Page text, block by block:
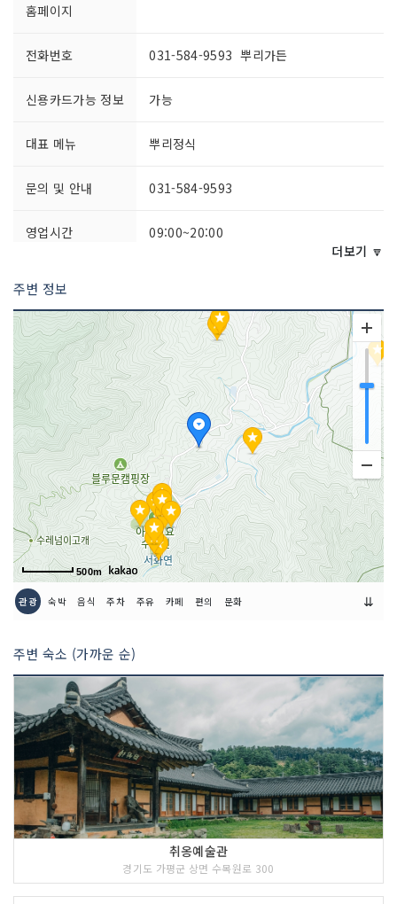
홈페이지
전화번호 031-584-9593 뿌리가든
신용카드가능 정보 가능
대표 메뉴 뿌리정식
문의 및 안내 031-584-9593
영업시간 09:00~20:00
주차시설 가능
쉬는날 연중무휴
금연/흡연 여부 모두 금연석
취급 메뉴 두부보쌈 / 잣버섯전골 / 잣막국수 등
인허가번호 20020377121
더보기 🔽
주변 정보
500m
관광 숙박 음식 주차 주유 카페 편의 문화 ⇊
주변 숙소 (가까운 순)
취옹예술관
경기도 가평군 상면 수목원로 300